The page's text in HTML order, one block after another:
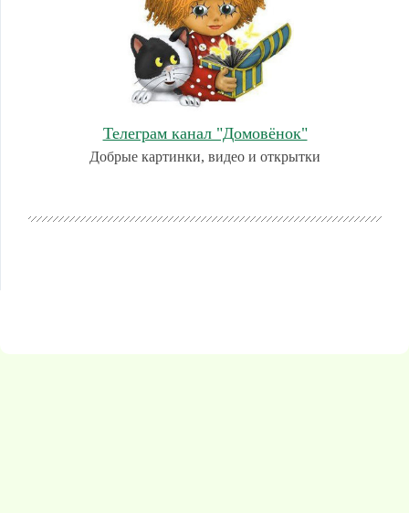
Телеграм канал "Домовёнок"
Добрые картинки, видео и открытки